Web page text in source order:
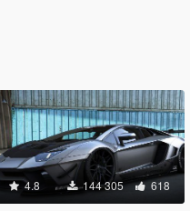
4.8 144 305 618